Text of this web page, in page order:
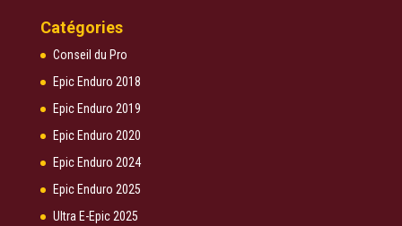
Catégories
Conseil du Pro
Epic Enduro 2018
Epic Enduro 2019
Epic Enduro 2020
Epic Enduro 2024
Epic Enduro 2025
Ultra E-Epic 2025